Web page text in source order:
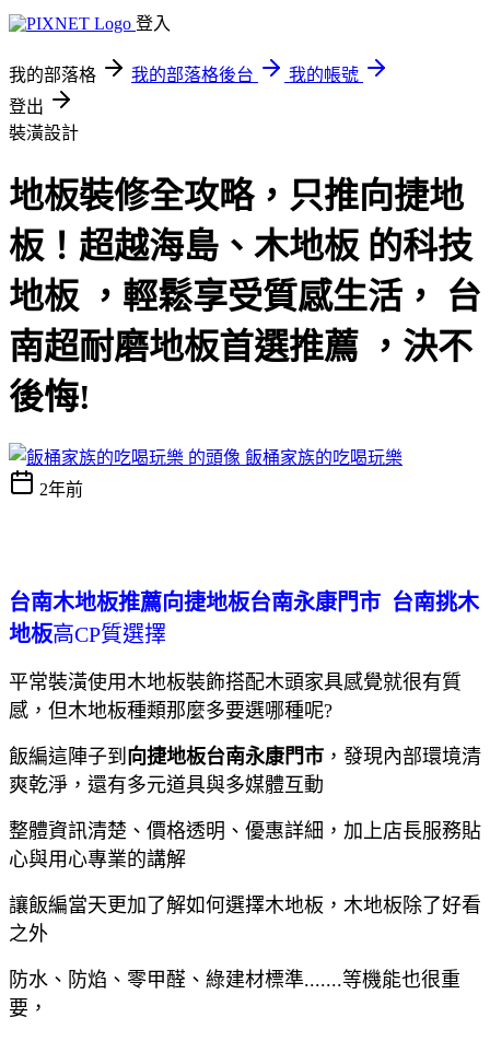
登入
我的部落格 我的部落格後台
我的帳號
登出
裝潢設計
地板裝修全攻略，只推向捷地
板！超越海島、木地板 的科技
地板 ，輕鬆享受質感生活， 台
南超耐磨地板首選推薦 ，決不
後悔!
飯桶家族的吃喝玩樂
2年前
台南木地板推薦向捷地板台南永康門市 台南挑木
地板高CP質選擇
平常裝潢使用木地板裝飾搭配木頭家具感覺就很有質
感，但木地板種類那麼多要選哪種呢?
飯編這陣子到 向捷地板台南永康門市 ，發現內部環境清
爽乾淨，還有多元道具與多媒體互動
整體資訊清楚、價格透明、優惠詳細，加上店長服務貼
心與用心專業的講解
讓飯編當天更加了解如何選擇木地板，木地板除了好看
之外
防水、防焰、零甲醛、綠建材標準.......等機能也很重
要，